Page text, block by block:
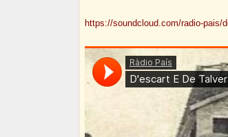
https://soundcloud.com/radio-pais/